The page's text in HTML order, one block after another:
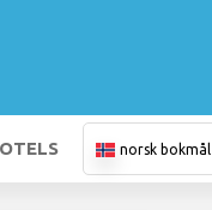
norsk bokmål